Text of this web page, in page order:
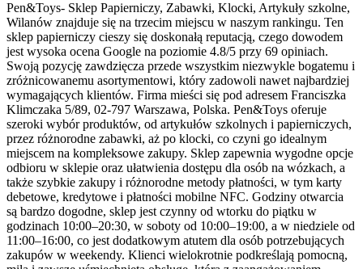
Pen&Toys- Sklep Papierniczy, Zabawki, Klocki, Artykuły szkolne,
Wilanów znajduje się na trzecim miejscu w naszym rankingu. Ten
sklep papierniczy cieszy się doskonałą reputacją, czego dowodem
jest wysoka ocena Google na poziomie 4.8/5 przy 69 opiniach.
Swoją pozycję zawdzięcza przede wszystkim niezwykle bogatemu i
zróżnicowanemu asortymentowi, który zadowoli nawet najbardziej
wymagających klientów. Firma mieści się pod adresem Franciszka
Klimczaka 5/89, 02-797 Warszawa, Polska. Pen&Toys oferuje
szeroki wybór produktów, od artykułów szkolnych i papierniczych,
przez różnorodne zabawki, aż po klocki, co czyni go idealnym
miejscem na kompleksowe zakupy. Sklep zapewnia wygodne opcje
odbioru w sklepie oraz ułatwienia dostępu dla osób na wózkach, a
także szybkie zakupy i różnorodne metody płatności, w tym karty
debetowe, kredytowe i płatności mobilne NFC. Godziny otwarcia
są bardzo dogodne, sklep jest czynny od wtorku do piątku w
godzinach 10:00–20:30, w soboty od 10:00–19:00, a w niedziele od
11:00–16:00, co jest dodatkowym atutem dla osób potrzebujących
zakupów w weekendy. Klienci wielokrotnie podkreślają pomocną,